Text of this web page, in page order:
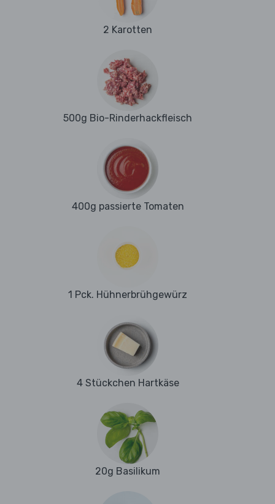
2 Karotten
500g Bio-Rinderhackfleisch
400g passierte Tomaten
1 Pck. Hühnerbrühgewürz
4 Stückchen Hartkäse
20g Basilikum